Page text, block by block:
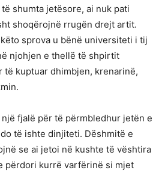
shumta jetësore, ai nuk pati
shoqërojnë rrugën drejt artit.
sprova u bënë universiteti i tij
njohjen e thellë të shpirtit
të kuptuar dhimbjen, krenarinë,
fjalë për të përmbledhur jetën e
të ishte dinjiteti. Dëshmitë e
se ai jetoi në kushte të vështira
përdori kurrë varfërinë si mjet